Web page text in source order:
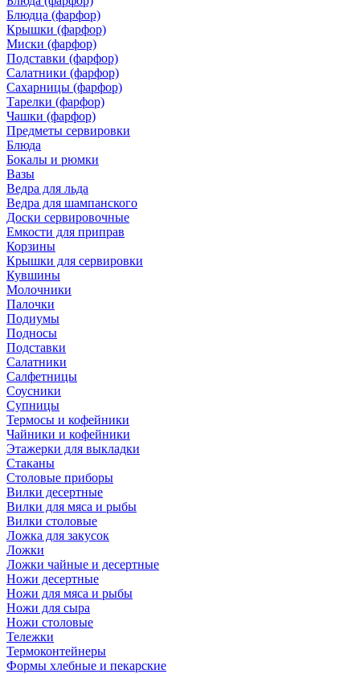
Блюдца (фарфор)
Крышки (фарфор)
Миски (фарфор)
Подставки (фарфор)
Салатники (фарфор)
Сахарницы (фарфор)
Тарелки (фарфор)
Чашки (фарфор)
Предметы сервировки
Блюда
Бокалы и рюмки
Вазы
Ведра для льда
Ведра для шампанского
Доски сервировочные
Емкости для приправ
Корзины
Крышки для сервировки
Кувшины
Молочники
Палочки
Подиумы
Подносы
Подставки
Салатники
Салфетницы
Соусники
Супницы
Термосы и кофейники
Чайники и кофейники
Этажерки для выкладки
Стаканы
Столовые приборы
Вилки десертные
Вилки для мяса и рыбы
Вилки столовые
Ложка для закусок
Ложки
Ложки чайные и десертные
Ножи десертные
Ножи для мяса и рыбы
Ножи для сыра
Ножи столовые
Тележки
Термоконтейнеры
Формы хлебные и пекарские